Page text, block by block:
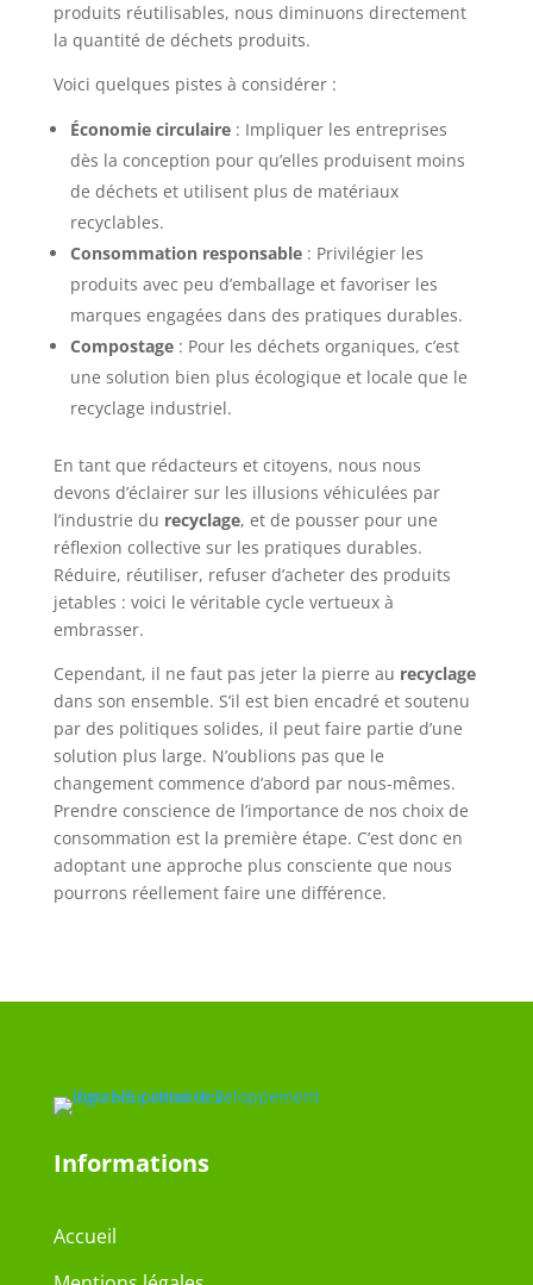
produits réutilisables, nous diminuons directement
la quantité de déchets produits.
Voici quelques pistes à considérer :
Économie circulaire: Impliquer les entreprises
dès la conception pour qu’elles produisent moins
de déchets et utilisent plus de matériaux
recyclables.
Consommation responsable: Privilégier les
produits avec peu d’emballage et favoriser les
marques engagées dans des pratiques durables.
Compostage: Pour les déchets organiques, c’est
une solution bien plus écologique et locale que le
recyclage industriel.
En tant que rédacteurs et citoyens, nous nous
devons d’éclairer sur les illusions véhiculées par
l’industrie du recyclage, et de pousser pour une
réflexion collective sur les pratiques durables.
Réduire, réutiliser, refuser d’acheter des produits
jetables : voici le véritable cycle vertueux à
embrasser.
Cependant, il ne faut pas jeter la pierre au recyclage
dans son ensemble. S’il est bien encadré et soutenu
par des politiques solides, il peut faire partie d’une
solution plus large. N’oublions pas que le
changement commence d’abord par nous-mêmes.
Prendre conscience de l’importance de nos choix de
consommation est la première étape. C’est donc en
adoptant une approche plus consciente que nous
pourrons réellement faire une différence.
Informations
Accueil